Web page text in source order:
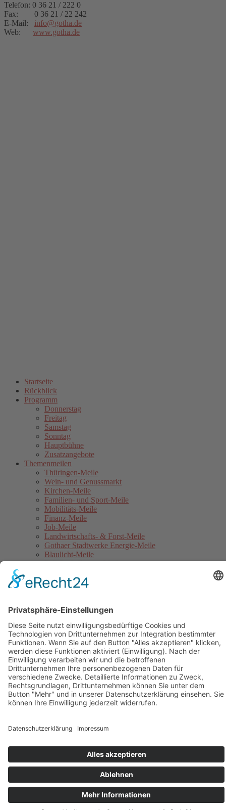
Telefon: 0 36 21 / 222 0
Fax: 0 36 21 / 22 242
E-Mail: info@gotha.de
Web: www.gotha.de
Startseite
Rückblick
Programm
Donnerstag
Freitag
Samstag
Sonntag
Hauptbühne
Zusatzangebote
Themenmeilen
Thüringen-Meile
Wein- und Genussmarkt
Kirchen-Meile
Familien- und Sport-Meile
Mobilitäts-Meile
Finanz-Meile
Job-Meile
Landwirtschafts- & Forst-Meile
Gothaer Stadtwerke Energie-Meile
Blaulicht-Meile
Politik- & Europa-Meile
Festumzug
Service
Touristinformation
Sicherheitshinweise
Veranstaltungsordnung
Kontakt
Übersichtskarte Thüringentag
Barrierefreie Karte
Sponsoren
Pressebereich
Impressum
Datenschutz
Cookie-Einstellungen